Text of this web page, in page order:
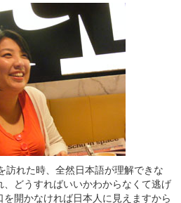
訪れた時、全然日本語が理解できな
どうすればいいかわからなくて逃げ
開かなければ日本人に見えますから